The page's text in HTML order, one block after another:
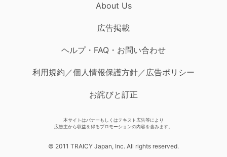
About Us
広告掲載
ヘルプ・FAQ・お問い合わせ
利用規約／個人情報保護方針／広告ポリシー
お詫びと訂正
本サイトはバナーもしくはテキスト広告等により
広告主から収益を得るプロモーションの内容を含みます。
© 2011 TRAICY Japan, Inc. All rights reserved.